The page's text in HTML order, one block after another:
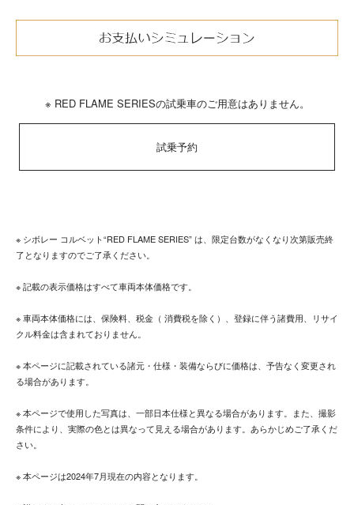
※ RED FLAME SERIESの試乗車のご用意はありません。
試乗予約
※ シボレー コルベット“RED FLAME SERIES” は、限定台数がなくなり次第販売終
了となりますのでご了承ください。
※ 記載の表示価格はすべて車両本体価格です。
※ 車両本体価格には、保険料、税金（ 消費税を除く）、登録に伴う諸費用、リサイ
クル料金は含まれておりません。
※ 本ページに記載されている諸元・仕様・装備ならびに価格は、予告なく変更され
る場合があります。
※ 本ページで使用した写真は、一部日本仕様と異なる場合があります。また、撮影
条件により、実際の色とは異なって見える場合があります。あらかじめご了承くだ
さい。
※ 本ページは2024年7月現在の内容となります。